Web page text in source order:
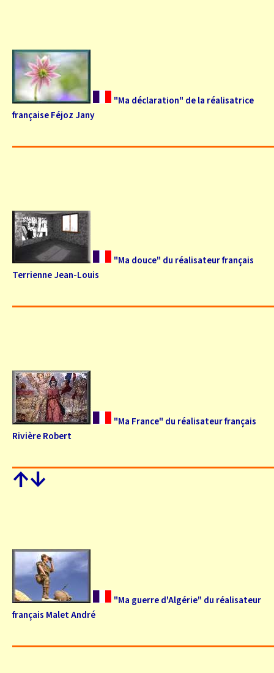
"Ma déclaration" de la réalisatrice
française Féjoz Jany
"Ma douce" du réalisateur français
Terrienne Jean-Louis
"Ma France" du réalisateur français
Rivière Robert
↑↓
"Ma guerre d'Algérie" du réalisateur
français Malet André